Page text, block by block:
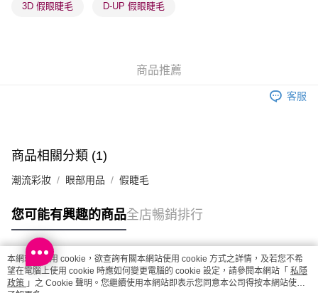
每筆HK$65.00，滿HK$300.00或以上免運費
(香港門市) 只顯示可選門市。確認發貨後2-5個工作天到店，3天內
(澳門門市) 只顯示可選門市。確認發貨後2-5個工作天到店，3天內
每筆HK$20.00，滿HK$100.00或以上免運費
澳門地區配送 - 確認發貨後1-4個工作天送達
3D 假眼睫毛 D-UP 假眼睫毛
商品推薦
客服
商品相關分類 (1)
潮流彩妝 眼部用品 假睫毛
您可能有興趣的商品全店暢銷排行
熱門標籤
本網站中使用 cookie，欲查詢有關本網站使用 cookie 方式之詳情，及若您不希
望在電腦上使用 cookie 時應如何變更電腦的 cookie 設定，請參閱本網站「 私隱
政策 」之 Cookie 聲明。您繼續使用本網站即表示您同意本公司得按本網站使用